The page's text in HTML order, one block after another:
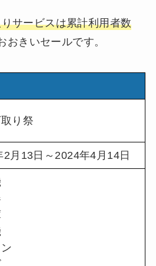
サービスは累計利用者数
おきいセールです。
り祭
2月13日～2024年4月14日